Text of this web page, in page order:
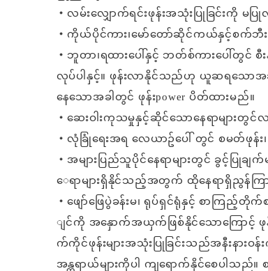
・လမ်းလျှောက်ရင်းဖုန်းအသုံးပြုခြင်းကို မပြု
・ကိုယ်ပိုင်ကား၊မော်တော်ဆိုင်ကယ်နှင့်စက်ဘီး
・ဘူတာ၊ရထားပေါ်နှင့် ဘတ်စ်ကားပေါ်တွင်
လုပ်ပါနှင့်။ ဖုန်းလာနိုင်သည်ဟု ယူဆရသောအ
နေသောအခါတွင် ဖုန်းpower ပိတ်ထားမည်။
・ဆေးဝါးကုသမှုနှင့်ဆိုင်သောနေရာများတွင်
・လုံခြုံရေးအရ လေယာဥ်ပေါ် တွင် စမတ်ဖုန်
・အများပြည်သူပိုင်နေရာများတွင် ခွင့်ပြုခ
ေရာများရှိနိုင်သည့်အတွက် ထိုနေရာရှိညွန် က
・ဖျော်ဖြေပွဲခန်းမ၊ ရုပ်ရှင်ရုံနှင့် စာကြည့်
ျင်ကို အနှောက်အယှက်ဖြစ်နိုင်သောကြောင့်ဖု
က်ကိုင်ဖုန်းများအသုံးပြုခြင်းသည်အနီးနား
အန္တရာယ်များကိုပါ ကျရောက်နိုင်စေပါသည်